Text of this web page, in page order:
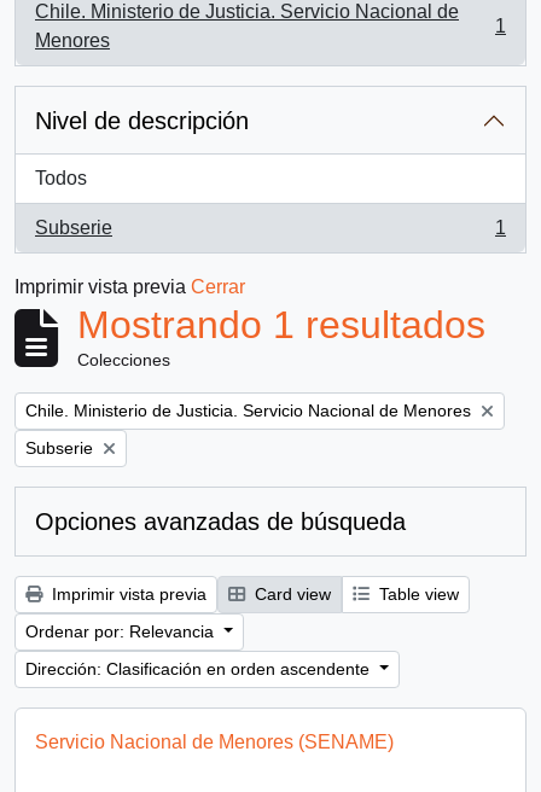
Chile. Ministerio de Justicia. Servicio Nacional de
Menores
, 1 resultados
1
Nivel de descripción
Todos
Subserie
, 1 resultados
1
Imprimir vista previa Cerrar
Mostrando 1 resultados
Colecciones
Remove filter:
Chile. Ministerio de Justicia. Servicio Nacional de Menores
Remove filter:
Subserie
Opciones avanzadas de búsqueda
Imprimir vista previa Card view
Table view
Ordenar por: Relevancia
Dirección: Clasificación en orden ascendente
Servicio Nacional de Menores (SENAME)